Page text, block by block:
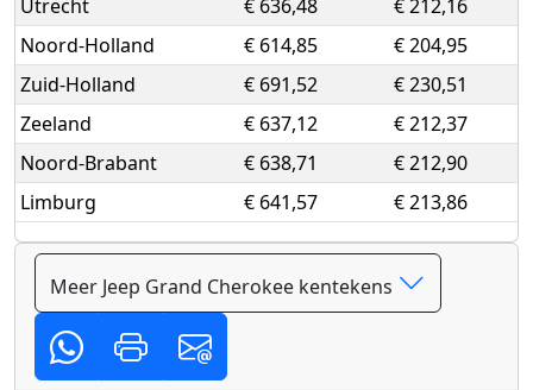
Utrecht
€ 636,48
€ 212,16
Noord-Holland
€ 614,85
€ 204,95
Zuid-Holland
€ 691,52
€ 230,51
Zeeland
€ 637,12
€ 212,37
Noord-Brabant
€ 638,71
€ 212,90
Limburg
€ 641,57 € 213,86
Meer Jeep Grand Cherokee kentekens